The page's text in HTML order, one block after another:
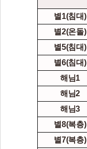
별1(침대)
별2(온돌)
별5(침대)
별6(침대)
해님1
해님2
해님3
별8(복층)
별7(복층)